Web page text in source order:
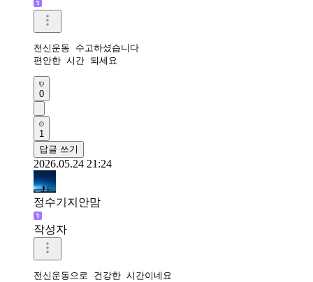
전신운동 수고하셨습니다
편안한 시간 되세요
0
1
답글 쓰기
2026.05.24 21:24
정수기지안맘
작성자
전신운동으로 건강한 시간이네요